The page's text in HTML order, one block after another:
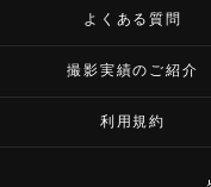
よくある質問
撮影実績のご紹介
利用規約